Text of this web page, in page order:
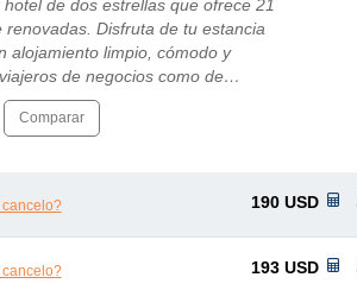
de dos estrellas que ofrece 21
Disfruta de tu estancia
alojamiento limpio, cómodo y
de negocios como de…
Comparar
cancelo? 190 USD
cancelo? 193 USD